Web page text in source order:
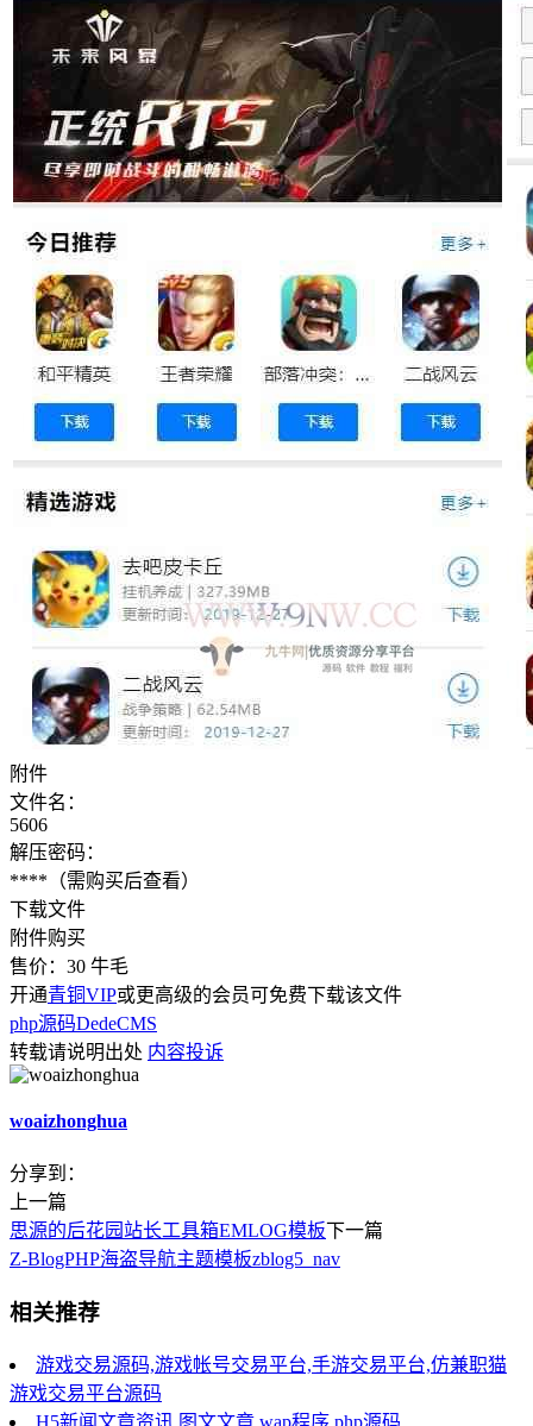
附件
文件名：
5606
解压密码：
**** （需购买后查看）
下载文件
附件购买
售价： 30 牛毛
开通青铜VIP或更高级的会员可免费下载该文件
php源码DedeCMS
转载请说明出处 内容投诉
woaizhonghua
分享到：
上一篇
思源的后花园站长工具箱EMLOG模板下一篇
Z-BlogPHP海盗导航主题模板zblog5_nav
相关推荐
游戏交易源码,游戏帐号交易平台,手游交易平台,仿兼职猫
游戏交易平台源码
H5新闻文章资讯,图文文章,wap程序,php源码